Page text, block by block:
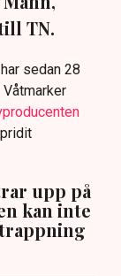
TN.
sedan 28
upp på
kan inte